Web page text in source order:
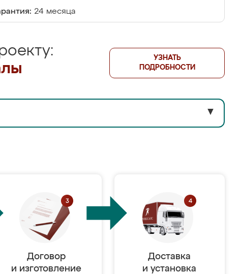
24 месяца
УЗНАТЬ
ПОДРОБНОСТИ
▼
Договор
и изготовление
Доставка
и установка